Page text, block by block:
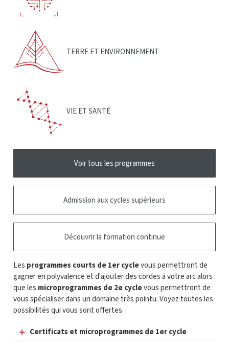
TERRE ET ENVIRONNEMENT
VIE ET SANTÉ
Voir tous les programmes
Admission aux cycles supérieurs
Découvrir la formation continue
Les programmes courts de 1er cyclevous permettront de
gagner en polyvalence et d'ajouter des cordes à votre arc alors
que les microprogrammes de 2e cyclevous permettront de
vous spécialiser dans un domaine très pointu. Voyez toutes les
possibilités qui vous sont offertes.
Certificats et microprogrammes de 1er cycle